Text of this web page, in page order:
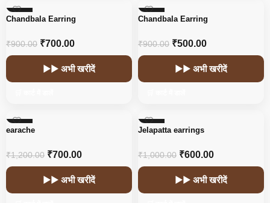
-22%
Chandbala Earring
₹900.00 ₹700.00
▶▶ अभी खरीदें
-44%
Chandbala Earring
₹900.00 ₹500.00
▶▶ अभी खरीदें
earache
₹1,200.00 ₹700.00
▶▶ अभी खरीदें
-40%
Jelapatta earrings
₹1,000.00 ₹600.00
▶▶ अभी खरीदें